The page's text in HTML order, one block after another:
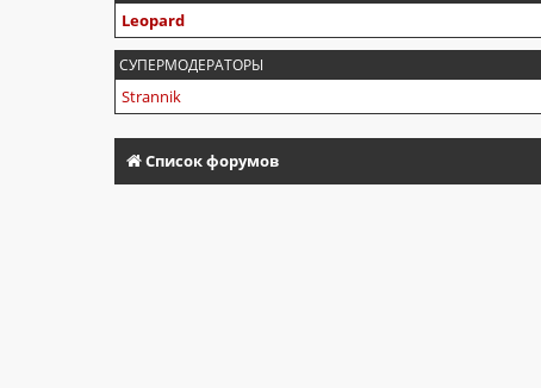
Leopard
СУПЕРМОДЕРАТОРЫ
Strannik
Список форумов